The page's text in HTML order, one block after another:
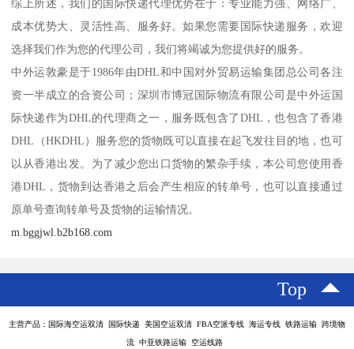
综上所述，我们的国际快递代理优势在于：专业能力强、网络广、
成本优势大、灵活性高、服务好。如果您需要国际快递服务，欢迎
选择我们作为您的代理公司，我们将竭诚为您提供好的服务。
中外运敦豪是于1986年由DHL和中国对外贸易运输集团总公司各注
资一半成立的合资公司；深圳市博冠国际物流有限公司是中外运国
际快递作为DHL的代理商之一，服务既包含了DHL，也包含了香港
DHL（HKDHL）服务您的货物既可以直接在起飞发往目的地，也可
以从香港出发。为了减少您出口货物的繁杂手续，本公司您使用香
港DHL，货物到达香港之后会产生相应的转单号，也可以直接通过
原单号查询转单号及货物的运输情况。
m.bggjwl.b2b168.com
Top
主营产品：国际海空运双清 国际快递 美国空运双清 FBA空派专线 海运专线 铁路运输 跨境物
流 中亚铁路运输 空运线路